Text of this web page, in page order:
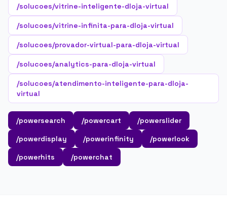
/solucoes/vitrine-inteligente-dloja-virtual
/solucoes/vitrine-infinita-para-dloja-virtual
/solucoes/provador-virtual-para-dloja-virtual
/solucoes/analytics-para-dloja-virtual
/solucoes/atendimento-inteligente-para-dloja-
virtual
/powersearch /powercart
/powerslider
/powerdisplay
/powerinfinity
/powerlook
/powerhits
/powerchat